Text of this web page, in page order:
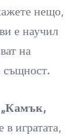
нещо,
е научил
на
същност.
в игратата,